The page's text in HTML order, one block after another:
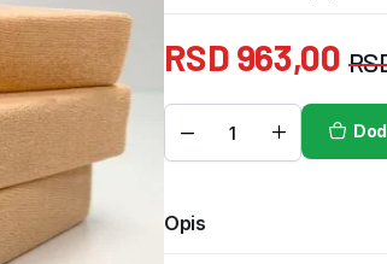
RSD963,00
Opis